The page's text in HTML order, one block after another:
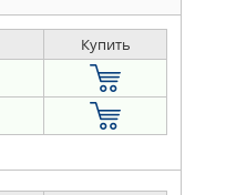
Купить